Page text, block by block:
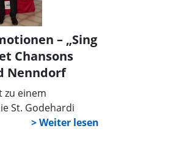
– „Sing
Chansons
Nenndorf
zu einem
St. Godehardi